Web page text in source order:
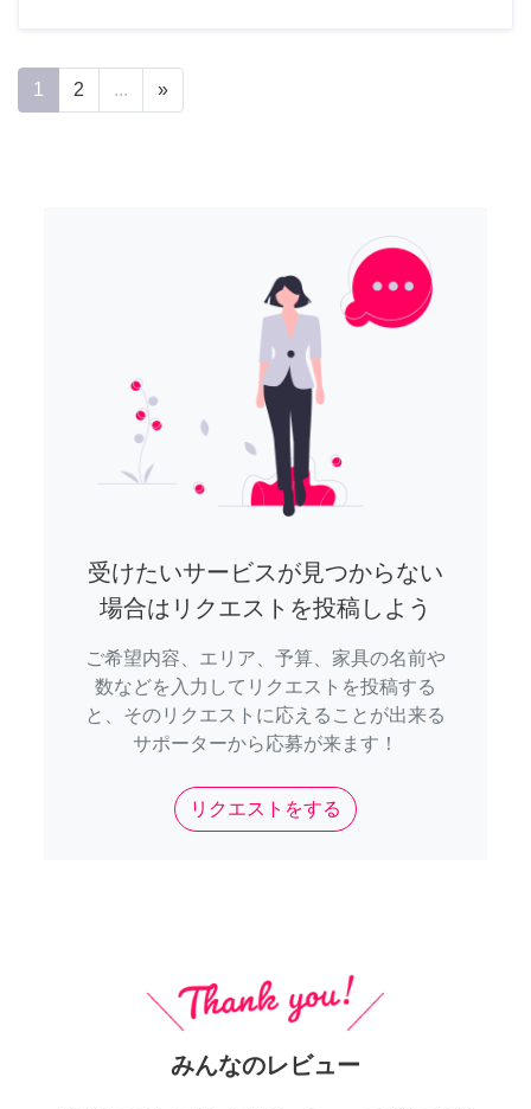
1 2 ... »
受けたいサービスが見つからない
場合はリクエストを投稿しよう
ご希望内容、エリア、予算、家具の名前や
数などを入力してリクエストを投稿する
と、そのリクエストに応えることが出来る
サポーターから応募が来ます！
リクエストをする
みんなのレビュー